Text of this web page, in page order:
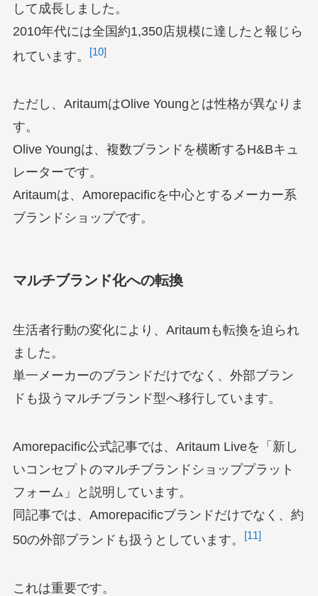
して成長しました。
2010年代には全国約1,350店規模に達したと報じら
れています。
[10]
ただし、AritaumはOlive Youngとは性格が異なりま
す。
Olive Youngは、複数ブランドを横断するH&Bキュ
レーターです。
Aritaumは、Amorepacificを中心とするメーカー系
ブランドショップです。
マルチブランド化への転換
生活者行動の変化により、Aritaumも転換を迫られ
ました。
単一メーカーのブランドだけでなく、外部ブラン
ドも扱うマルチブランド型へ移行しています。
Amorepacific公式記事では、Aritaum Liveを「新し
いコンセプトのマルチブランドショッププラット
フォーム」と説明しています。
同記事では、Amorepacificブランドだけでなく、約
50の外部ブランドも扱うとしています。
[11]
これは重要です。